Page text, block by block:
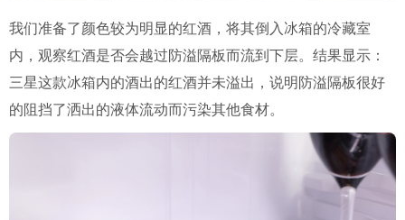
我们准备了颜色较为明显的红酒，将其倒入冰箱的冷藏室
内，观察红酒是否会越过防溢隔板而流到下层。结果显示：
三星这款冰箱内的酒出的红酒并未溢出，说明防溢隔板很好
的阻挡了洒出的液体流动而污染其他食材。